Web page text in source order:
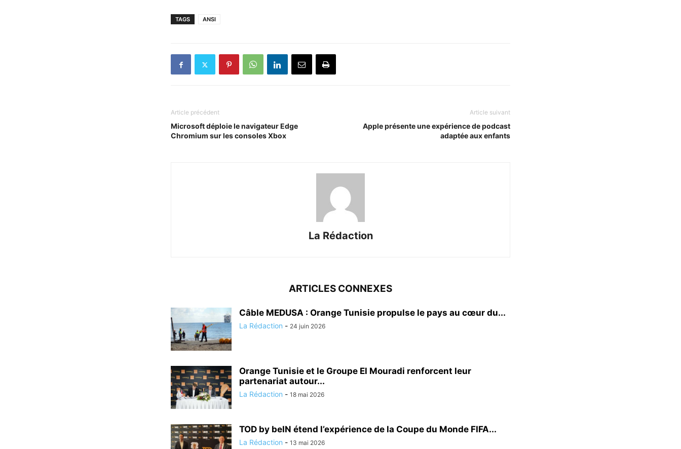
TAGS ANSI
Article précédent
Microsoft déploie le navigateur Edge
Chromium sur les consoles Xbox
Article suivant
Apple présente une expérience de podcast
adaptée aux enfants
La Rédaction
ARTICLES CONNEXES
Câble MEDUSA : Orange Tunisie propulse le pays au cœur du...
La Rédaction - 24 juin 2026
Orange Tunisie et le Groupe El Mouradi renforcent leur
partenariat autour...
La Rédaction - 18 mai 2026
TOD by beIN étend l’expérience de la Coupe du Monde FIFA...
La Rédaction - 13 mai 2026